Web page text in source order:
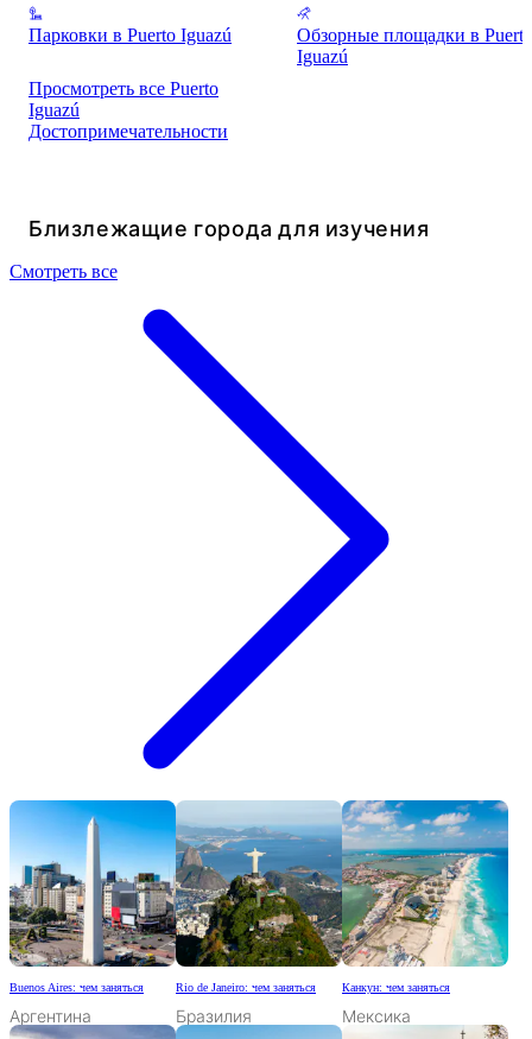
Парковки в Puerto Iguazú
Обзорные площадки в Puerto
Iguazú
Просмотреть все Puerto
Iguazú
Достопримечательности
Близлежащие города для изучения
Смотреть все
Buenos Aires: чем заняться
Аргентина
Rio de Janeiro: чем заняться
Бразилия
Канкун: чем заняться
Мексика